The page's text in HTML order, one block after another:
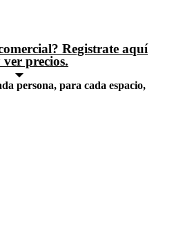
Registrate aquí
precios.
persona, para cada espacio,